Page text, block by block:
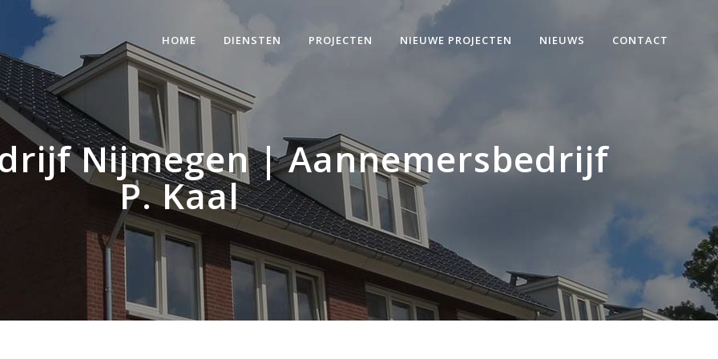
HOME DIENSTEN PROJECTEN NIEUWE PROJECTEN NIEUWS CONTACT
Nijmegen | Aannemersbedrijf
P. Kaal